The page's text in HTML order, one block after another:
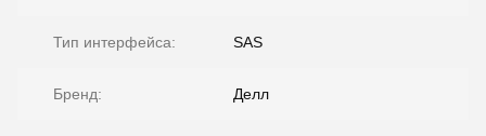
Тип интерфейса: SAS
Бренд: Делл